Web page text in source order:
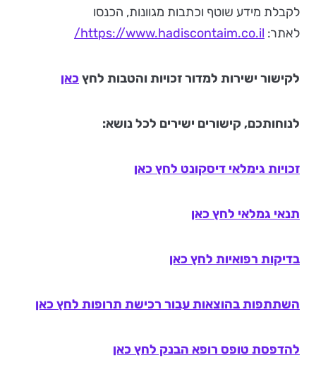
לקבלת מידע שוטף וכתבות מגוונות, הכנסו
לאתר: https://www.hadiscontaim.co.il/
לקישור ישירות למדור זכויות והטבות לחץכאן
לנוחותכם, קישורים ישירים לכל נושא:
זכויות גימלאי דיסקונט לחץ כאן
תנאי גמלאי לחץ כאן
בדיקות רפואיות לחץ כאן
השתתפות בהוצאות עבור רכישת תרופות לחץ כאן
להדפסת טופס רופא הבנק לחץ כאן